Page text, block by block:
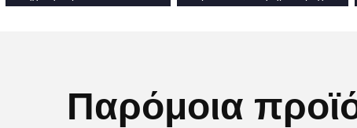
Παρόμοια